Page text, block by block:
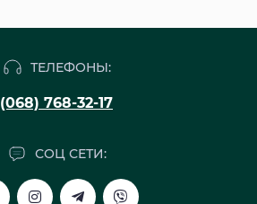
ТЕЛЕФОНЫ:
(068) 768-32-17
СОЦ СЕТИ: